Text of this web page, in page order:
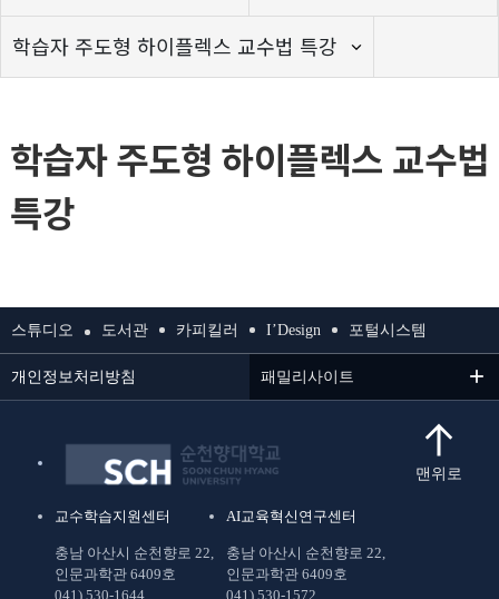
학습자 주도형 하이플렉스 교수법 특강
학습자 주도형 하이플렉스 교수법
특강
스튜디오 도서관 카피킬러 I’Design 포털시스템
개인정보처리방침 패밀리사이트
교수학습지원센터
충남 아산시 순천향로 22,
인문과학관 6409호
041) 530-1644
AI교육혁신연구센터
충남 아산시 순천향로 22,
인문과학관 6409호
041) 530-1572
맨위로